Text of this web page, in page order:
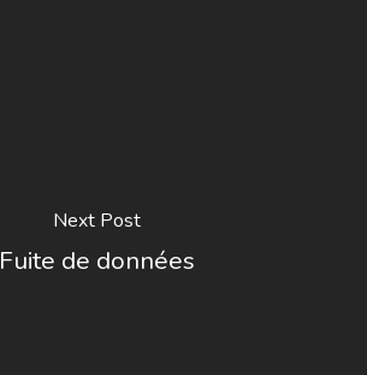
Next Post
Fuite de données